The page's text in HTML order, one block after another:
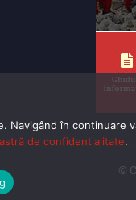
©
în continuare
de confidentialitate.